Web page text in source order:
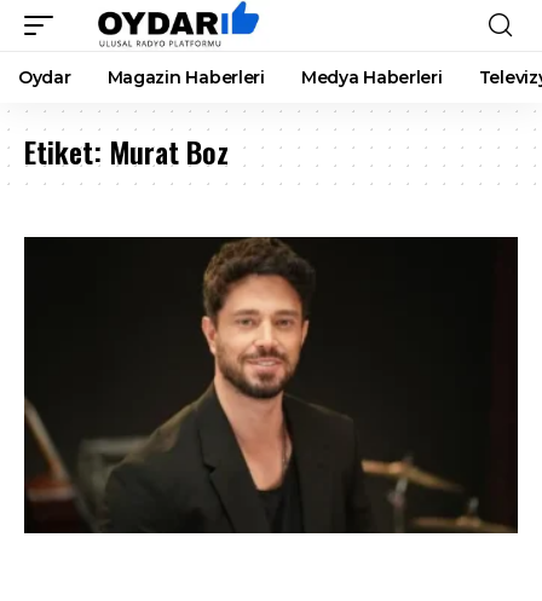
Oydar Magazin Haberleri Medya Haberleri
Etiket: Murat Boz